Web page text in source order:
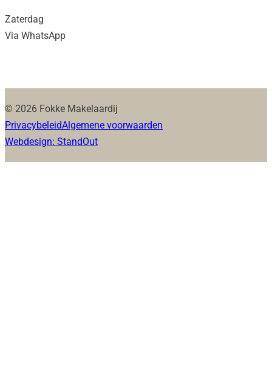
Zaterdag
Via WhatsApp
© 2026 Fokke Makelaardij
PrivacybeleidAlgemene voorwaarden
Webdesign: StandOut